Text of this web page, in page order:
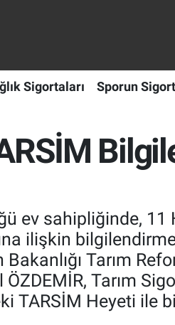
Sigortaları Sporun
ev sahipliğinde, 11
ilişkin
Bakanlığı Tarım
Tarım
TARSİM Heyeti ile